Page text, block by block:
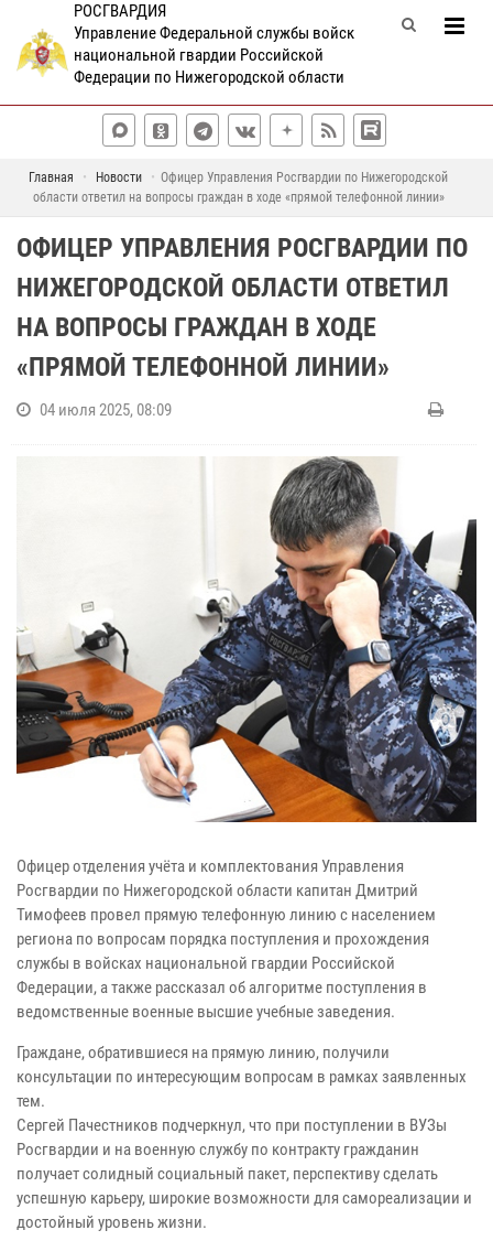
РОСГВАРДИЯ
Управление Федеральной службы войск
национальной гвардии Российской
Федерации по Нижегородской области
Главная Новости
Офицер Управления Росгвардии по Нижегородской
области ответил на вопросы граждан в ходе «прямой телефонной линии»
ОФИЦЕР УПРАВЛЕНИЯ РОСГВАРДИИ ПО
НИЖЕГОРОДСКОЙ ОБЛАСТИ ОТВЕТИЛ
НА ВОПРОСЫ ГРАЖДАН В ХОДЕ
«ПРЯМОЙ ТЕЛЕФОННОЙ ЛИНИИ»
04 июля 2025, 08:09
Офицер отделения учёта и комплектования Управления
Росгвардии по Нижегородской области капитан Дмитрий
Тимофеев провел прямую телефонную линию с населением
региона по вопросам порядка поступления и прохождения
службы в войсках национальной гвардии Российской
Федерации, а также рассказал об алгоритме поступления в
ведомственные военные высшие учебные заведения.
Граждане, обратившиеся на прямую линию, получили
консультации по интересующим вопросам в рамках заявленных
тем.
Сергей Пачестников подчеркнул, что при поступлении в ВУЗы
Росгвардии и на военную службу по контракту гражданин
получает солидный социальный пакет, перспективу сделать
успешную карьеру, широкие возможности для самореализации и
достойный уровень жизни.